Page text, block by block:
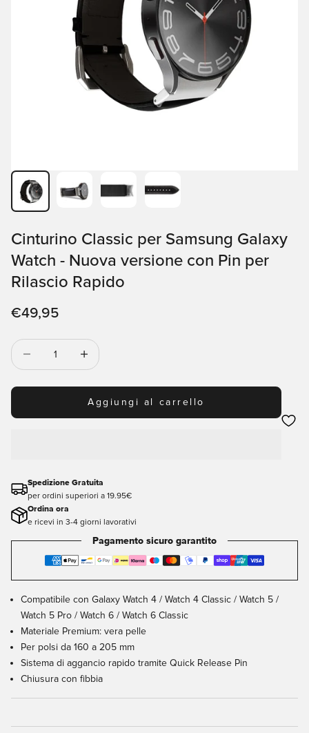
Cinturino Classic per Samsung Galaxy
Watch - Nuova versione con Pin per
Rilascio Rapido
Prezzo scontato
€49,95
Diminuisci quantitàDiminuisci quantità
Aggiungi al carrello
Spedizione Gratuita
per ordini superiori a 19.95€
Ordina ora
e ricevi in 3-4 giorni lavorativi
Pagamento sicuro garantito
Compatibile con Galaxy Watch 4 / Watch 4 Classic / Watch 5 /
Watch 5 Pro / Watch 6 / Watch 6 Classic
Materiale Premium: vera pelle
Per polsi da 160 a 205 mm
Sistema di aggancio rapido tramite Quick Release Pin
Chiusura con fibbia